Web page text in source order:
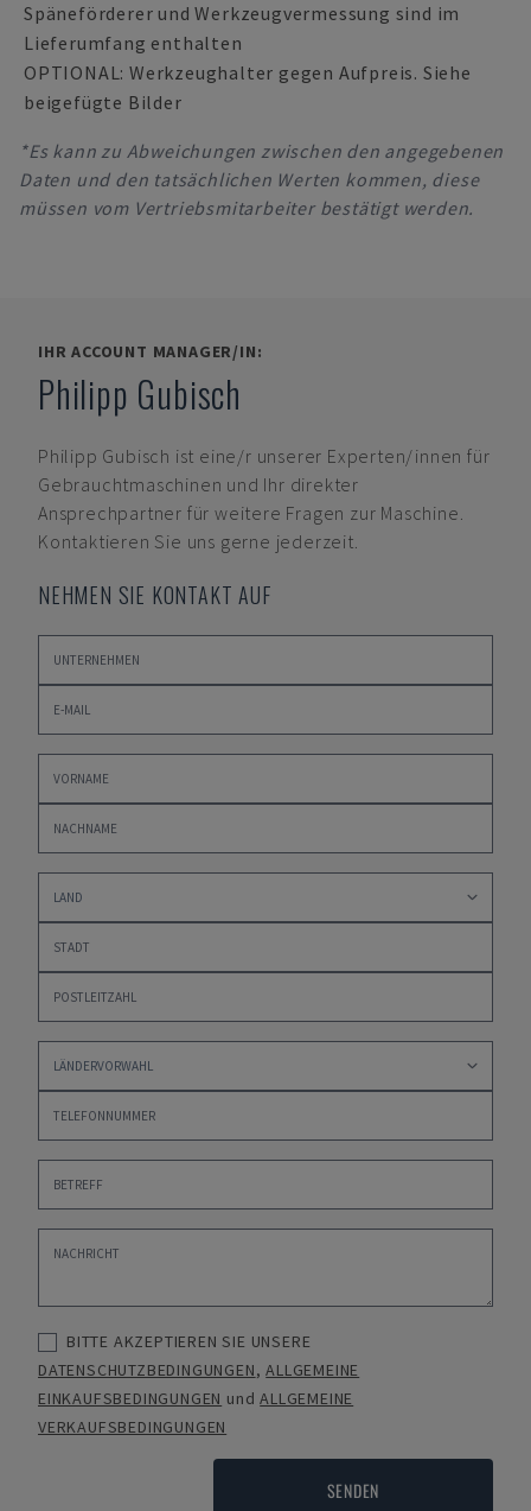
Späneförderer und Werkzeugvermessung sind im
Lieferumfang enthalten
OPTIONAL: Werkzeughalter gegen Aufpreis. Siehe
beigefügte Bilder
*Es kann zu Abweichungen zwischen den angegebenen
Daten und den tatsächlichen Werten kommen, diese
müssen vom Vertriebsmitarbeiter bestätigt werden.
IHR ACCOUNT MANAGER/IN:
Philipp Gubisch
Philipp Gubisch ist eine/r unserer Experten/innen für
Gebrauchtmaschinen und Ihr direkter
Ansprechpartner für weitere Fragen zur Maschine.
Kontaktieren Sie uns gerne jederzeit.
NEHMEN SIE KONTAKT AUF
BITTE AKZEPTIEREN SIE UNSERE
DATENSCHUTZBEDINGUNGEN,ALLGEMEINE
EINKAUFSBEDINGUNGEN undALLGEMEINE
VERKAUFSBEDINGUNGEN
SENDEN